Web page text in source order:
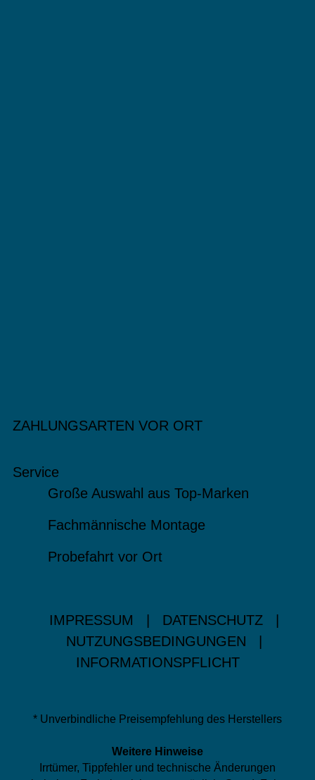
ZAHLUNGSARTEN VOR ORT
Service
Große Auswahl aus Top-Marken
Fachmännische Montage
Probefahrt vor Ort
IMPRESSUM DATENSCHUTZ
NUTZUNGSBEDINGUNGEN
INFORMATIONSPFLICHT
* Unverbindliche Preisempfehlung des Herstellers
Weitere Hinweise
Irrtümer, Tippfehler und technische Änderungen